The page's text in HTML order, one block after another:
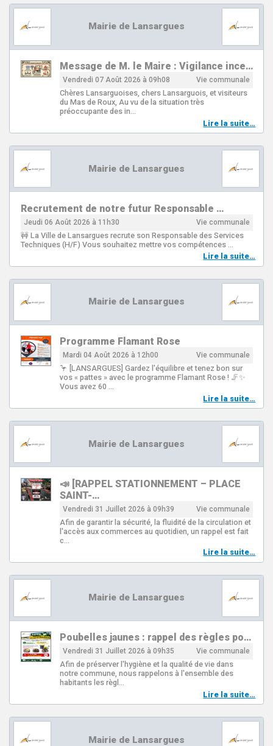
Mairie de Lansargues
Message de M. le Maire : Vigilance ince…
Vendredi 07 Août 2026 à 09h08 Vie communale
Chères Lansarguoises, chers Lansarguois, et visiteurs
du Mas de Roux, Au vu de la situation très
préoccupante des in…
Lire la suite…
Mairie de Lansargues
Recrutement de notre futur Responsable …
Jeudi 06 Août 2026 à 11h30 Vie communale
🚧 La Ville de Lansargues recrute son Responsable des Services
Techniques (H/F) Vous souhaitez mettre vos compétences …
Lire la suite…
Mairie de Lansargues
Programme Flamant Rose
Mardi 04 Août 2026 à 12h00 Vie communale
🦩 [LANSARGUES] Gardez l'équilibre et tenez bon sur
vos « pattes » avec le programme Flamant Rose ! 🦵✨
Vous avez 60 …
Lire la suite…
Mairie de Lansargues
📣 [RAPPEL STATIONNEMENT – PLACE
SAINT-…
Vendredi 31 Juillet 2026 à 09h39 Vie communale
Afin de garantir la sécurité, la fluidité de la circulation et
l'accès aux commerces au quotidien, un rappel est fait
c…
Lire la suite…
Mairie de Lansargues
Poubelles jaunes : rappel des règles po…
Vendredi 31 Juillet 2026 à 09h35 Vie communale
Afin de préserver l'hygiène et la qualité de vie dans
notre commune, nous rappelons à l'ensemble des
habitants les règl…
Lire la suite…
Mairie de Lansargues